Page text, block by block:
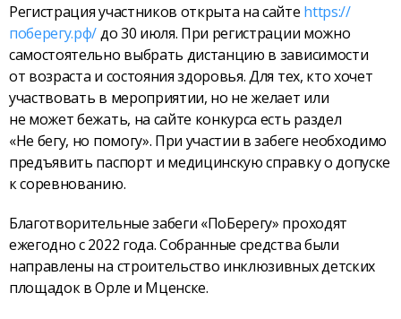
Регистрация участников открыта на сайте https://
поберегу.рф/до 30 июля. При регистрации можно
самостоятельно выбрать дистанцию в зависимости
от возраста и состояния здоровья. Для тех, кто хочет
участвовать в мероприятии, но не желает или
не может бежать, на сайте конкурса есть раздел
«Не бегу, но помогу». При участии в забеге необходимо
предъявить паспорт и медицинскую справку о допуске
к соревнованию.
Благотворительные забеги «ПоБерегу» проходят
ежегодно с 2022 года. Собранные средства были
направлены на строительство инклюзивных детских
площадок в Орле и Мценске.